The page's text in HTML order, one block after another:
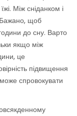
Між сніданком і
Бажано, щоб
до сну. Варто
якщо між
це
підвищення
спровокувати